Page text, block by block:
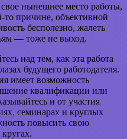
нынешнее место работы,
то причине, объективной
бесполезно, жалеть
— тоже не выход.
над тем, как эта работа
будущего работодателя.
имеет возможность
квалификации или
и от участия
семинарах и круглых
повысить свою